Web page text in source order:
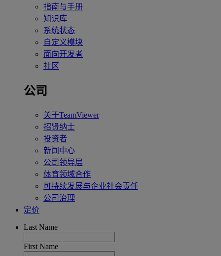
指南与手册
知识库
系统状态
自定义模块
面向开发者
社区
公司
关于TeamViewer
招贤纳士
投资者
新闻中心
公司领导层
体育领域合作
可持续发展与企业社会责任
公司治理
定价
Last Name
First Name